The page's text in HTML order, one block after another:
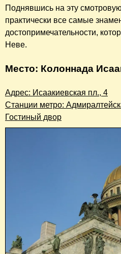
Поднявшись на эту
практически все самые
достопримечательности,
Неве.
Место: Колоннада
Адрес: Исаакиевская пл., 4
Станции метро:
Гостиный двор